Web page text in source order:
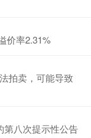
价率2.31%
拍卖，可能导致
第八次提示性公告